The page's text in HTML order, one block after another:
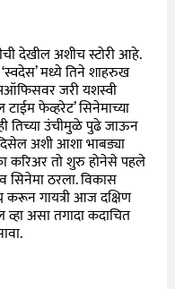
देखील अशीच स्टोरी आहे.
मध्ये तिने शाहरुख
जरी यशस्वी
फेव्हरेट’ सिनेमाच्या
तिच्या उंचीमुळे पुढे जाऊन
अशी आशा भाबड्या
करिअर तो शुरु होनेसे पहले
सिनेमा ठरला. विकास
करून गायत्री आज दक्षिण
असा तगादा कदाचित